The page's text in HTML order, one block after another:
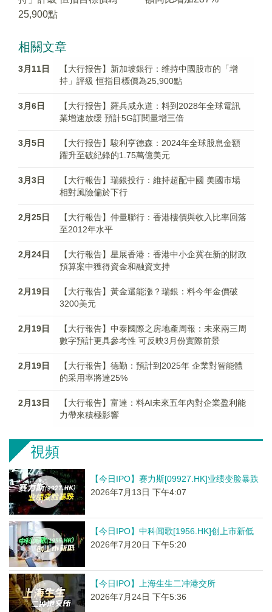
25,900點
相關文章
3月11日
【大行报告】新加坡銀行：维持中國股市的「增
持」評級 恒指目標價為25,900點
3月6日
【大行报告】羅兵咸永道：料到2028年全球電訊
業增速放缓 預計5G訂閱量增三倍
3月5日
【大行报告】駿利亨德森：2024年全球股息金額
躍升至破紀錄的1.75萬億美元
3月3日
【大行報告】瑞銀投行：維持超配中國 美國市場
相對風險偏於下行
2月25日
【大行報告】仲量聯行：香港樓價與收入比率回落
至2012年水平
2月24日
【大行報告】星展香港：香港中小企冀在新的財政
預算案中獲得資金和融資支持
2月19日
【大行報告】黃金還能漲？瑞銀：料今年金價破
3200美元
2月19日
【大行報告】中泰國際之房地產周報：未來兩三周
數字預計更具參考性 可反映3月份實際前景
2月19日
【大行報告】德勤：預計到2025年 企業對智能體
的采用率將達25%
2月13日
【大行報告】富達：料AI未來五年內對企業盈利能
力帶來積極影響
視頻
【今日IPO】赛力斯[09927.HK]业绩变脸暴跌
2026年7月13日 下午4:07
【今日IPO】中科闻歌[1956.HK]创上市新低
2026年7月20日 下午5:20
【今日IPO】上海生生二冲港交所
2026年7月24日 下午5:36